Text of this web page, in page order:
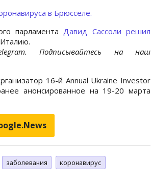
в Брюсселе.
парламента Давид Сассоли решил
Подписывайтесь на наш
16-й Annual Ukraine Investor
анонсированное на 19-20 марта
заболевания
коронавирус